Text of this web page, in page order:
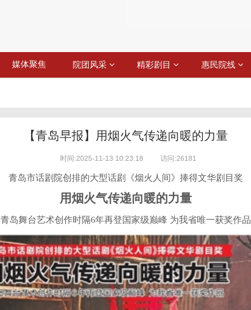
媒体聚焦 院团风采 精彩剧目 惠民院线
【青岛早报】用烟火气传递向暖的力量
时间:2025-11-13 10:23:18 访问:26181
青岛市话剧院创排的大型话剧《烟火人间》捧得文华剧目奖
用烟火气传递向暖的力量
青岛舞台艺术创作时隔6年再登国家级巅峰 为我省唯一获奖作品